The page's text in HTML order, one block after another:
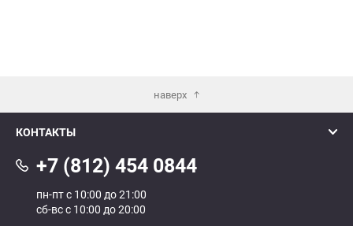
наверх
КОНТАКТЫ
+7 (812) 454 0844
пн-пт с 10:00 до 21:00
сб-вс с 10:00 до 20:00